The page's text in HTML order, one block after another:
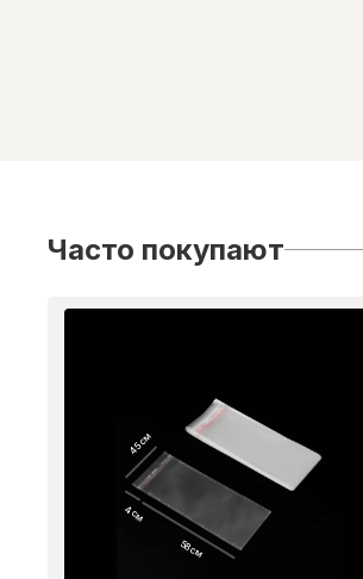
Часто покупают
45 см
4 см
58 см